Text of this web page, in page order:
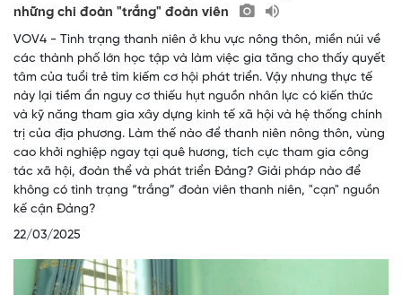
những chi đoàn "trắng" đoàn viên
VOV4 - Tình trạng thanh niên ở khu vực nông thôn, miền núi về
các thành phố lớn học tập và làm việc gia tăng cho thấy quyết
tâm của tuổi trẻ tìm kiếm cơ hội phát triển. Vậy nhưng thực tế
này lại tiềm ẩn nguy cơ thiếu hụt nguồn nhân lực có kiến thức
và kỹ năng tham gia xây dựng kinh tế xã hội và hệ thống chính
trị của địa phương. Làm thế nào để thanh niên nông thôn, vùng
cao khởi nghiệp ngay tại quê hương, tích cực tham gia công
tác xã hội, đoàn thể và phát triển Đảng? Giải pháp nào để
không có tình trạng “trắng” đoàn viên thanh niên, "cạn" nguồn
kế cận Đảng?
22/03/2025